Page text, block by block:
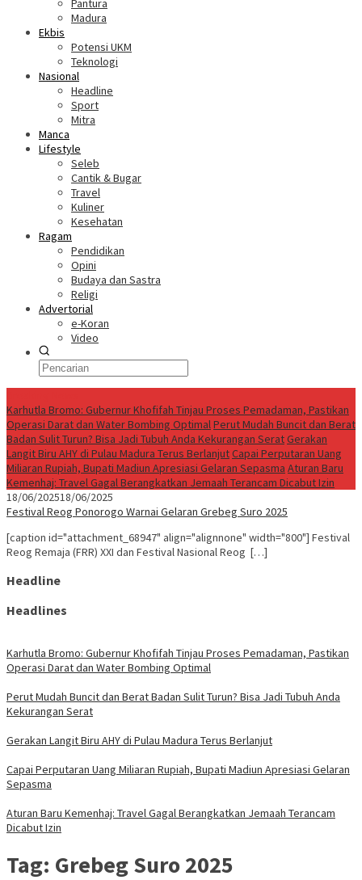
Pantura
Madura
Ekbis
Potensi UKM
Teknologi
Nasional
Headline
Sport
Mitra
Manca
Lifestyle
Seleb
Cantik & Bugar
Travel
Kuliner
Kesehatan
Ragam
Pendidikan
Opini
Budaya dan Sastra
Religi
Advertorial
e-Koran
Video
Karhutla Bromo: Gubernur Khofifah Tinjau Proses Pemadaman, Pastikan
Operasi Darat dan Water Bombing OptimalPerut Mudah Buncit dan Berat
Badan Sulit Turun? Bisa Jadi Tubuh Anda Kekurangan SeratGerakan
Langit Biru AHY di Pulau Madura Terus BerlanjutCapai Perputaran Uang
Miliaran Rupiah, Bupati Madiun Apresiasi Gelaran Sepasma Aturan Baru
Kemenhaj: Travel Gagal Berangkatkan Jemaah Terancam Dicabut Izin
18/06/202518/06/2025
Festival Reog Ponorogo Warnai Gelaran Grebeg Suro 2025
[caption id="attachment_68947" align="alignnone" width="800"] Festival
Reog Remaja (FRR) XXI dan Festival Nasional Reog […]
Headline
Headlines
Karhutla Bromo: Gubernur Khofifah Tinjau Proses Pemadaman, Pastikan
Operasi Darat dan Water Bombing Optimal
Perut Mudah Buncit dan Berat Badan Sulit Turun? Bisa Jadi Tubuh Anda
Kekurangan Serat
Gerakan Langit Biru AHY di Pulau Madura Terus Berlanjut
Capai Perputaran Uang Miliaran Rupiah, Bupati Madiun Apresiasi Gelaran
Sepasma
Aturan Baru Kemenhaj: Travel Gagal Berangkatkan Jemaah Terancam
Dicabut Izin
Tag: Grebeg Suro 2025